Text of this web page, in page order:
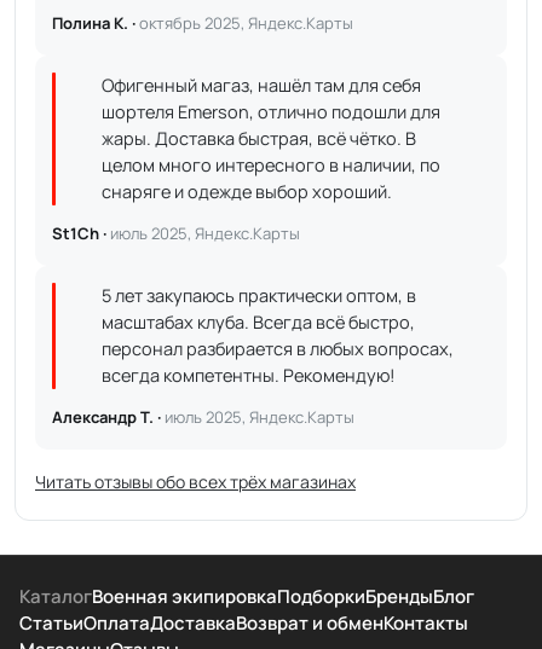
Полина К. ·октябрь 2025, Яндекс.Карты
Офигенный магаз, нашёл там для себя
шортеля Emerson, отлично подошли для
жары. Доставка быстрая, всё чётко. В
целом много интересного в наличии, по
снаряге и одежде выбор хороший.
St1Ch · июль 2025, Яндекс.Карты
5 лет закупаюсь практически оптом, в
масштабах клуба. Всегда всё быстро,
персонал разбирается в любых вопросах,
всегда компетентны. Рекомендую!
Александр Т. · июль 2025, Яндекс.Карты
Читать отзывы обо всех трёх магазинах
КаталогВоенная экипировкаПодборкиБрендыБлог
СтатьиОплатаДоставкаВозврат и обменКонтакты